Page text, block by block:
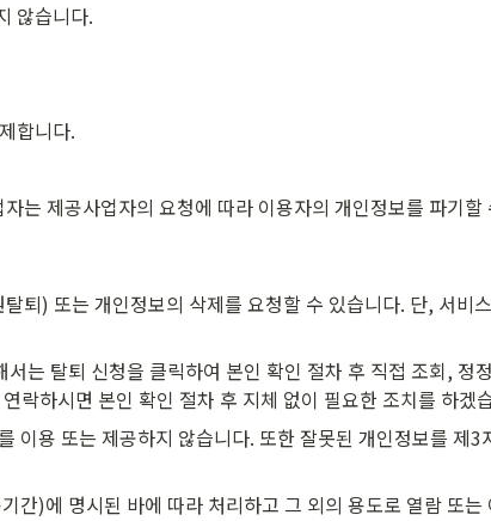
않습니다.
합니다.
는 제공사업자의 요청에 따라 이용자의 개인정보를 파기할
) 또는 개인정보의 삭제를 요청할 수 있습니다. 단, 서비
는 탈퇴 신청을 클릭하여 본인 확인 절차 후 직접 조회, 정
락하시면 본인 확인 절차 후 지체 없이 필요한 조치를 하겠
용 또는 제공하지 않습니다. 또한 잘못된 개인정보를 제3
)에 명시된 바에 따라 처리하고 그 외의 용도로 열람 또는